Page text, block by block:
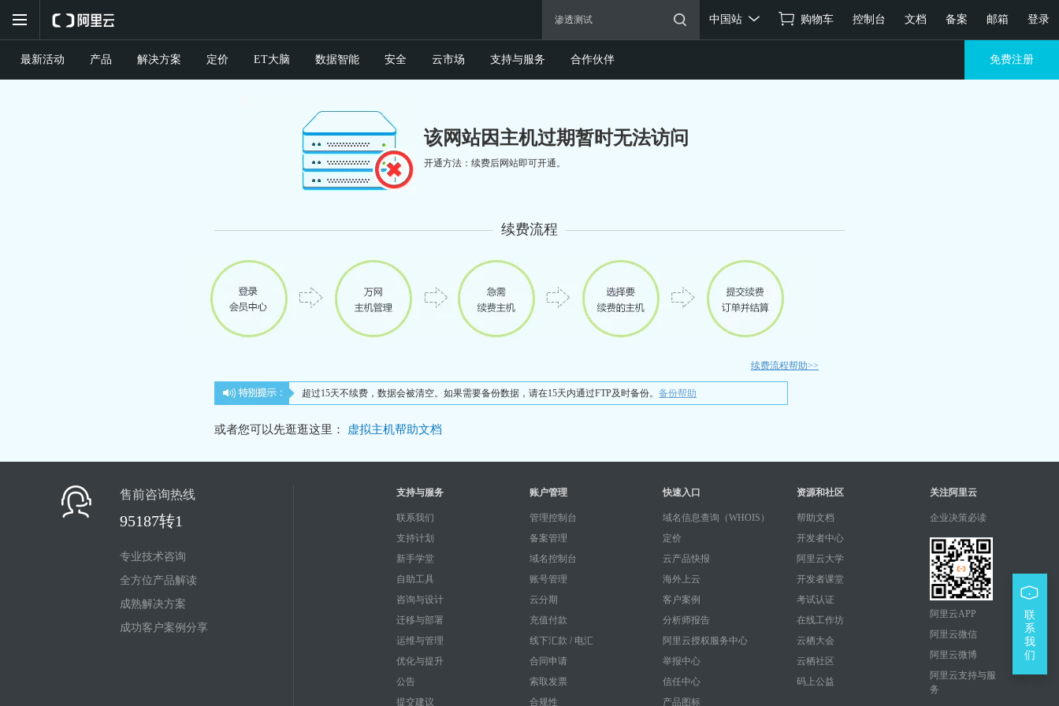
购物车 控制台 文档 备案 邮箱 登录
中国站
最新活动 产品 解决方案 定价 ET大脑 数据智能 安全 云市场 支持与服务 合作伙伴 免费注册
该网站因主机过期暂时无法访问
开通方法：续费后网站即可开通。
续费流程
续费流程帮助>>
超过15天不续费，数据会被清空。如果需要备份数据，请在15天内通过FTP及时备份。 备份帮助
或者您可以先逛逛这里： 虚拟主机帮助文档
售前咨询热线
95187转1
专业技术咨询
全方位产品解读
成熟解决方案
成功客户案例分享
支持与服务
联系我们
支持计划
新手学堂
自助工具
咨询与设计
迁移与部署
运维与管理
优化与提升
公告
提交建议
账户管理
管理控制台
备案管理
域名控制台
账号管理
云分期
充值付款
线下汇款 / 电汇
合同申请
索取发票
合规性
快速入口
域名信息查询（WHOIS）
定价
云产品快报
海外上云
客户案例
分析师报告
阿里云授权服务中心
举报中心
信任中心
产品图标
资源和社区
帮助文档
开发者中心
阿里云大学
开发者课堂
考试认证
在线工作坊
云栖大会
云栖社区
码上公益
关注阿里云
企业决策必读
阿里云APP
阿里云微信
阿里云微博
阿里云支持与服
务
联
系
我
们